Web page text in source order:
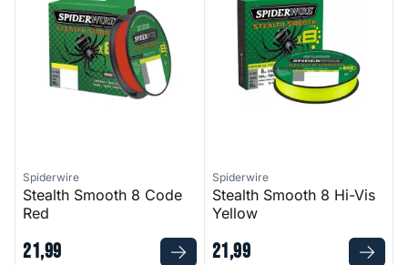
Spiderwire
Stealth Smooth 8 Code
Red
21,99
Spiderwire
Stealth Smooth 8 Hi-Vis
Yellow
21,99